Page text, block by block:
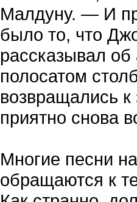
Малдуну. — И
было то, что
рассказывал об
полосатом
возвращались
приятно снова
Многие песни
обращаются к